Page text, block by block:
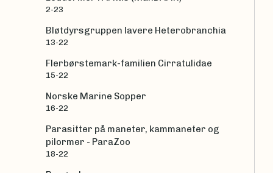
2-23
Bløtdyrsgruppen lavere Heterobranchia
13-22
Flerbørstemark-familien Cirratulidae
15-22
Norske Marine Sopper
16-22
Parasitter på maneter, kammaneter og
pilormer - ParaZoo
18-22